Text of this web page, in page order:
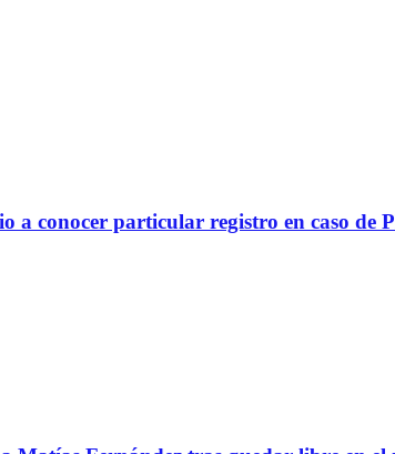
a conocer particular registro en caso de